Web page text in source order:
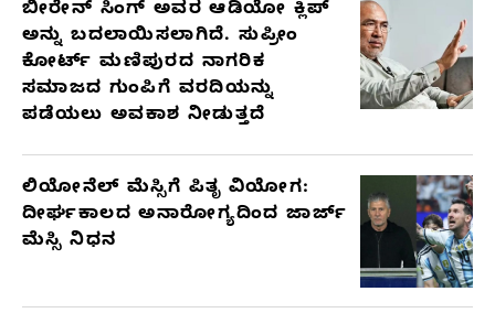
ಬೀರೇನ್ ಸಿಂಗ್ ಅವರ ಆಡಿಯೋ ಕ್ಲಿಪ್
ಅನ್ನು ಬದಲಾಯಿಸಲಾಗಿದೆ. ಸುಪ್ರೀಂ
ಕೋರ್ಟ್ ಮಣಿಪುರದ ನಾಗರಿಕ
ಸಮಾಜದ ಗುಂಪಿಗೆ ವರದಿಯನ್ನು
ಪಡೆಯಲು ಅವಕಾಶ ನೀಡುತ್ತದೆ
ಲಿಯೋನೆಲ್ ಮೆಸ್ಸಿಗೆ ಪಿತೃ ವಿಯೋಗ:
ದೀರ್ಘಕಾಲದ ಅನಾರೋಗ್ಯದಿಂದ ಜಾರ್ಜ್
ಮೆಸ್ಸಿ ನಿಧನ